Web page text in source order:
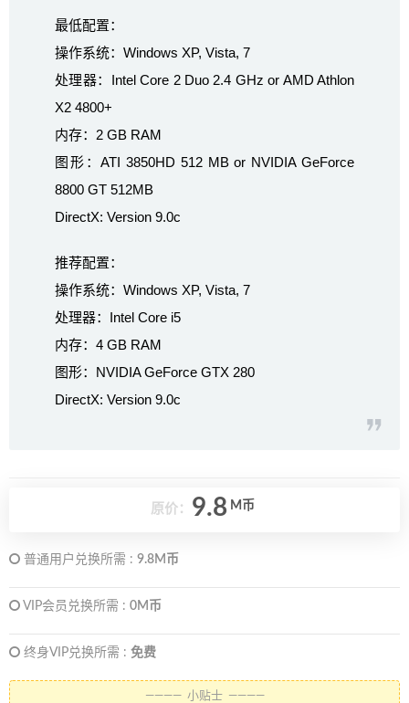
最低配置：
操作系统：Windows XP, Vista, 7
处理器：Intel Core 2 Duo 2.4 GHz or AMD Athlon
X2 4800+
内存：2 GB RAM
图形：ATI 3850HD 512 MB or NVIDIA GeForce
8800 GT 512MB
DirectX: Version 9.0c
推荐配置：
操作系统：Windows XP, Vista, 7
处理器：Intel Core i5
内存：4 GB RAM
图形：NVIDIA GeForce GTX 280
DirectX: Version 9.0c
原价： 9.8 M币
普通用户兑换所需 : 9.8M币
VIP会员兑换所需 : 0M币
终身VIP兑换所需 : 免费
———— 小贴士 ————